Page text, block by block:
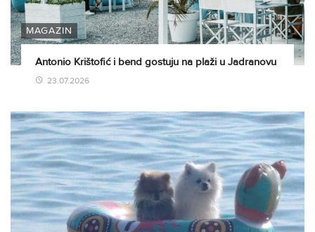
MAGAZIN
Antonio Krištofić i bend gostuju na plaži u Jadranovu
23.07.2026